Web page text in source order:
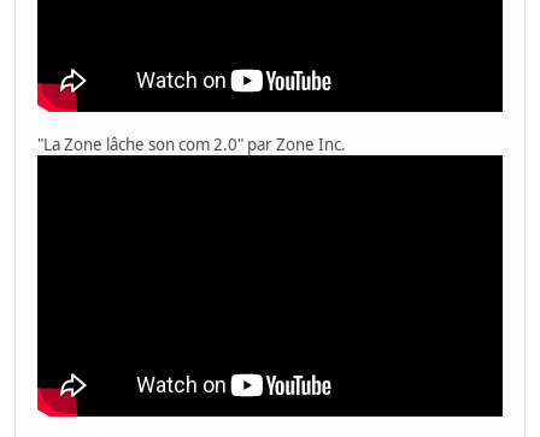
"La Zone lâche son com 2.0" par Zone Inc.